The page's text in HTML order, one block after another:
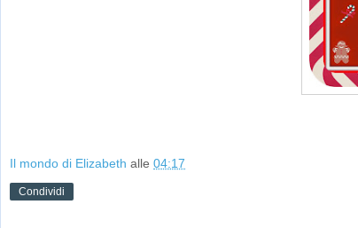
Il mondo di Elizabeth alle 04:17
Condividi